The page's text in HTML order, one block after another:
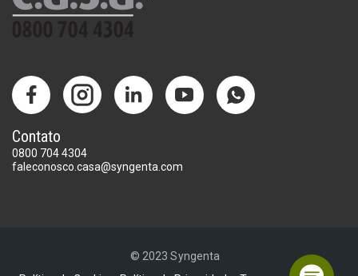
Contato
0800 704 4304
faleconosco.casa@syngenta.com
© 2023 Syngenta